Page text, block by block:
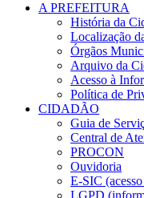
A PREFEITURA
História da
Localização
Órgãos
Arquivo da
Acesso à
Política de
CIDADÃO
Guia de
Central de
PROCON
Ouvidoria
E-SIC